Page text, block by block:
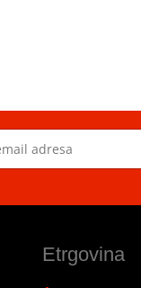
Etrgovina